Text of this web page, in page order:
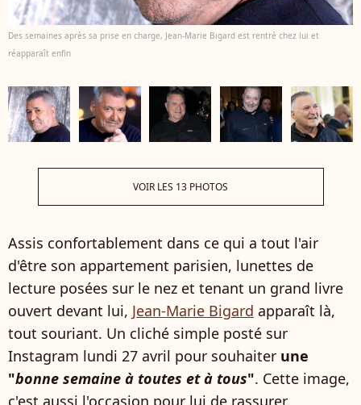
Des semaines après sa prise en charge, Jean-Marie Bigard est rentré chez lui et
réapparaît enfin
VOIR LES 13 PHOTOS
Assis confortablement dans ce qui a tout l'air
d'être son appartement parisien, lunettes de
lecture posées sur le nez et tenant un grand livre
ouvert devant lui, Jean-Marie Bigard apparaît là,
tout souriant. Un cliché simple posté sur
Instagram lundi 27 avril pour souhaiter une
"bonne semaine à toutes et à tous". Cette image,
c'est aussi l'occasion pour lui de rassurer.